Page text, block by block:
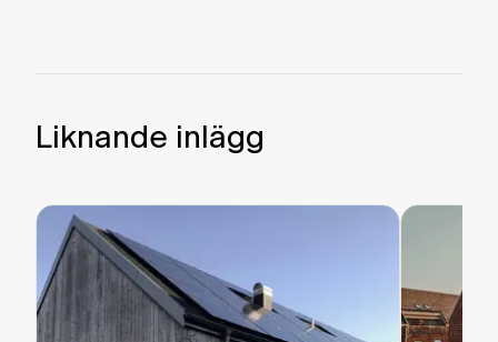
Liknande inlägg